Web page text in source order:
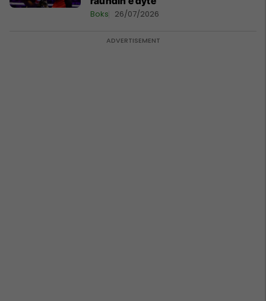
Boks 26/07/2026